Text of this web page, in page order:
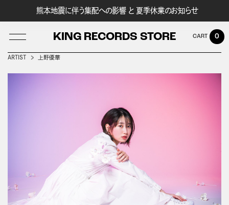
熊本地震に伴う集配への影響 と 夏季休業のお知らせ
KING RECORDS STORE 0
ARTIST 上野優華